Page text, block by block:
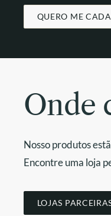
QUERO ME
Onde
Nosso produtos
Encontre uma loja
LOJAS